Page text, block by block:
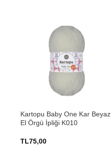
Kartopu Baby One Kar Beyaz
El Örgü İpliği K010
TL75,00